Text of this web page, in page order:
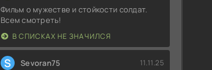
Фильм о мужестве и стойкости солдат.
Всем смотреть!
В СПИСКАХ НЕ ЗНАЧИЛСЯ
S Sevoran75 11.11.25